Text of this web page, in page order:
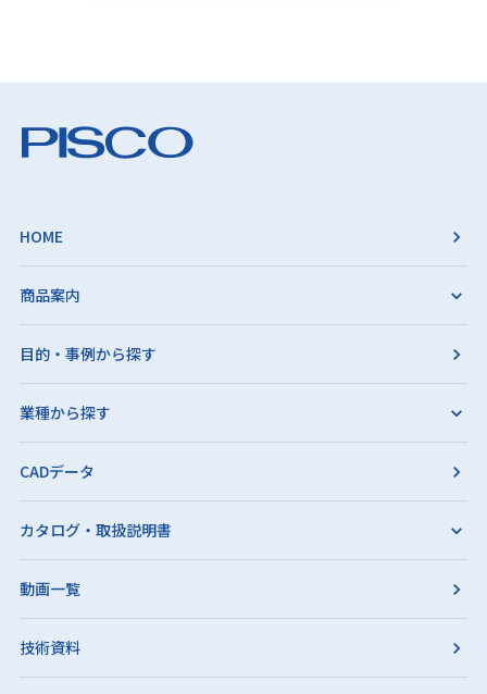
HOME
商品案内
目的・事例から探す
業種から探す
CADデータ
カタログ・取扱説明書
動画一覧
技術資料